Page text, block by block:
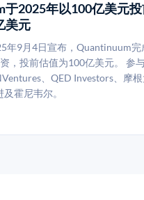
于2025年以100亿美元
美元
年9月4日宣布，Quantinuum完
，投前估值为100亿美元。 参
、QED Investors、摩根
霍尼韦尔。